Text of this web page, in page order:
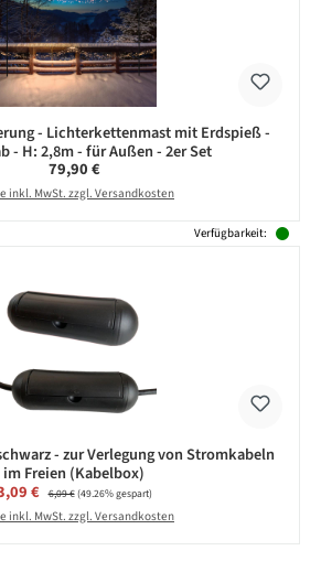
- Lichterkettenmast mit Erdspieß -
- H: 2,8m - für Außen - 2er Set
Regulärer Preis:
79,90 €
inkl. MwSt. zzgl. Versandkosten
Verfügbarkeit:
- zur Verlegung von Stromkabeln
im Freien (Kabelbox)
€ Regulärer Preis:
6,09 €(49.26% gespart)
inkl. MwSt. zzgl. Versandkosten